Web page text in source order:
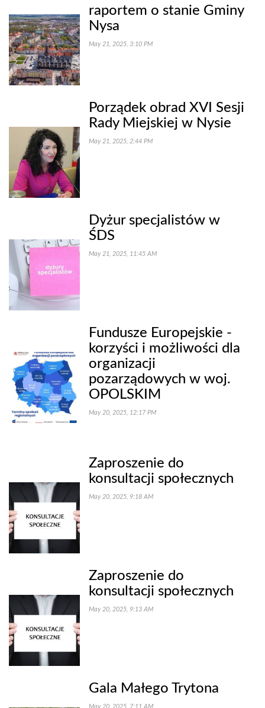
raportem o stanie Gminy
Nysa
May 21, 2025, 3:10 PM
Porządek obrad XVI Sesji
Rady Miejskiej w Nysie
May 21, 2025, 2:44 PM
Dyżur specjalistów w
ŚDS
May 21, 2025, 11:45 AM
Fundusze Europejskie -
korzyści i możliwości dla
organizacji
pozarządowych w woj.
OPOLSKIM
May 20, 2025, 12:17 PM
Zaproszenie do
konsultacji społecznych
May 20, 2025, 9:18 AM
Zaproszenie do
konsultacji społecznych
May 20, 2025, 9:13 AM
Gala Małego Trytona
May 20, 2025, 7:11 AM